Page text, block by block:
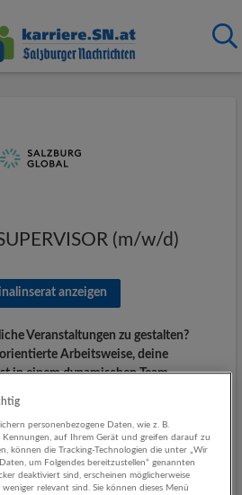
(m/w/d)
anzeigen
Veranstaltungen zu gestalten?
Arbeitsweise, deine
in einem dynamischen Team
in Salzburg, Österreich,
personenbezogene Daten, wie z. B.
auf Ihrem Gerät und greifen darauf zu
können die Tracking-Technologien die unter „Wir
um Folgendes bereitzustellen“ genannten
deaktiviert sind, erscheinen möglicherweise
relevant sind. Sie können dieses Menü